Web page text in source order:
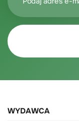
WYDAWCA